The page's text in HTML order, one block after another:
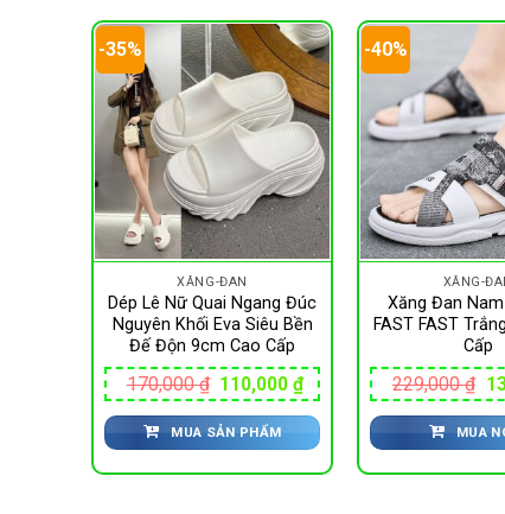
-35%
XĂNG-ĐAN
Dép Lê Nữ Quai Ngang Đúc
Nguyên Khối Eva Siêu Bền
Đế Độn 9cm Cao Cấp
170,000₫ Giá
gốc
là:
170,000 ₫.
110,000₫Giá
hiện
tại
là:
110,000 ₫.
MUA SẢN PHẨM
-40%
XĂNG-
Xăng Đan
FAST FAST
Cấp
229,000₫
là:
MUA